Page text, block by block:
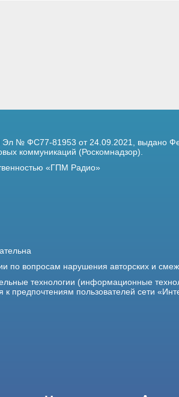
№ ФС77-81953 от 24.09.2021,
выдано
коммуникаций (Роскомнадзор).
«ГПМ Радио»
по вопросам нарушения авторских и
технологии (информационные
предпочтениям пользователей сети